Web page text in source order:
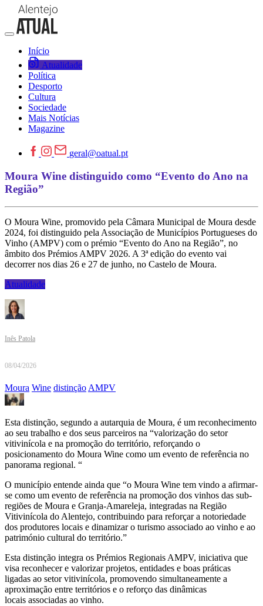
Início
Atualidade
Política
Desporto
Cultura
Sociedade
Mais Notícias
Magazine
geral@oatual.pt
Moura Wine distinguido como “Evento do Ano na
Região”
O Moura Wine, promovido pela Câmara Municipal de Moura desde
2024, foi distinguido pela Associação de Municípios Portugueses do
Vinho (AMPV) com o prémio “Evento do Ano na Região”, no
âmbito dos Prémios AMPV 2026. A 3ª edição do evento vai
decorrer nos dias 26 e 27 de junho, no Castelo de Moura.
Atualidade
Inês Patola
08/04/2026
Moura Wine distinçãoAMPV
Esta distinção, segundo a autarquia de Moura, é um reconhecimento
ao seu trabalho e dos seus parceiros na “valorização do setor
vitivinícola e na promoção do território, reforçando o
posicionamento do Moura Wine como um evento de referência no
panorama regional. “
O município entende ainda que “o Moura Wine tem vindo a afirmar-
se como um evento de referência na promoção dos vinhos das sub-
regiões de Moura e Granja-Amareleja, integradas na Região
Vitivinícola do Alentejo, contribuindo para reforçar a notoriedade
dos produtores locais e dinamizar o turismo associado ao vinho e ao
património cultural do território.”
Esta distinção integra os Prémios Regionais AMPV, iniciativa que
visa reconhecer e valorizar projetos, entidades e boas práticas
ligadas ao setor vitivinícola, promovendo simultaneamente a
aproximação entre territórios e o reforço das dinâmicas
locais associadas ao vinho.